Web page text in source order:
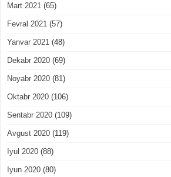
Mart 2021 (65)
Fevral 2021 (57)
Yanvar 2021 (48)
Dekabr 2020 (69)
Noyabr 2020 (81)
Oktabr 2020 (106)
Sentabr 2020 (109)
Avgust 2020 (119)
Iyul 2020 (88)
Iyun 2020 (80)